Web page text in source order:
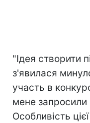
"Ідея створити
з'явилася
участь в
мене запросили
Особливість